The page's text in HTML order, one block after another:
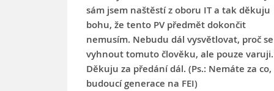
sám jsem naštěstí z oboru IT a tak děkuju
bohu, že tento PV předmět dokončit
nemusím. Nebudu dál vysvětlovat, proč se
vyhnout tomuto člověku, ale pouze varuji.
Děkuju za předání dál. (Ps.: Nemáte za co,
budoucí generace na FEI)